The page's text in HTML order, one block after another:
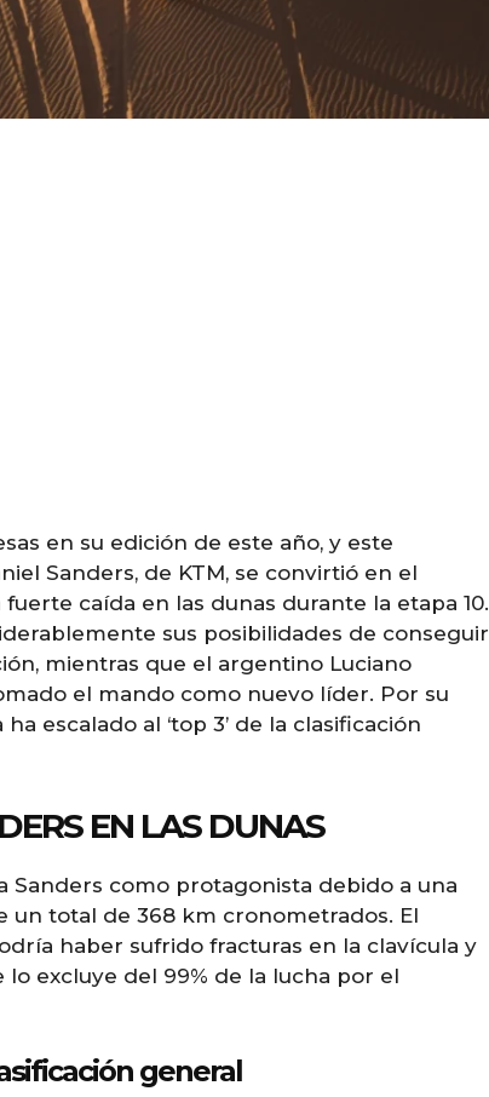
en su edición de este año, y este
Sanders, de KTM, se convirtió en el
caída en las dunas durante la etapa 10.
sus posibilidades de conseguir
mientras que el argentino Luciano
el mando como nuevo líder. Por su
escalado al ‘top 3’ de la clasificación
EN LAS DUNAS
Sanders como protagonista debido a una
un total de 368 km cronometrados. El
haber sufrido fracturas en la clavícula y
excluye del 99% de la lucha por el
general